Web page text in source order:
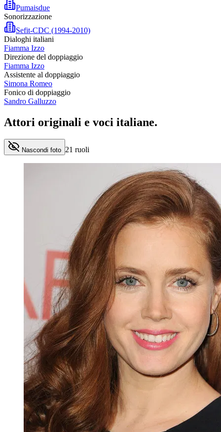
Pumaisdue
Sonorizzazione
Sefit-CDC (1994-2010)
Dialoghi italiani
Fiamma Izzo
Direzione del doppiaggio
Fiamma Izzo
Assistente al doppiaggio
Simona Romeo
Fonico di doppiaggio
Sandro Galluzzo
Attori originali e voci italiane.
Nascondi foto 21 ruoli